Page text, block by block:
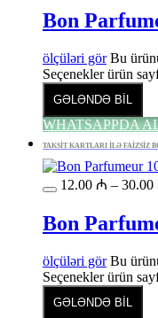
Bon
ölçüləri gör Bu
Seçenekler ürün
GƏLƏNDƏ BİL
WHATSAPPDA
TAKSİT KARTLARI İLƏ FAİZSİZ
12.00 ₼ – 30.00
Bon
ölçüləri gör Bu
Seçenekler ürün
GƏLƏNDƏ BİL